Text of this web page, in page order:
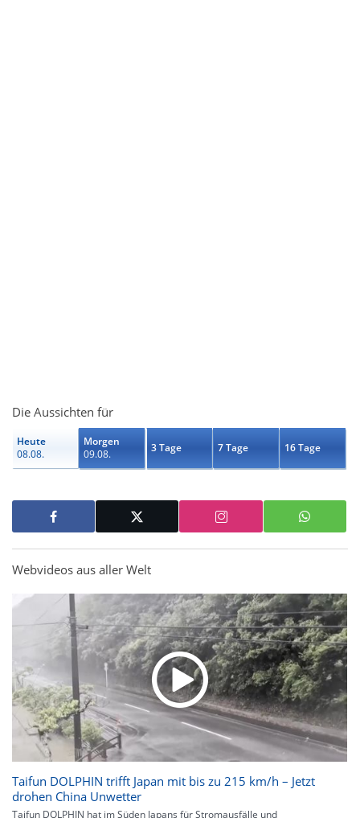
Die Aussichten für
Heute
08.08.
Morgen
09.08.
3 Tage 7 Tage 16 Tage
Webvideos aus aller Welt
Taifun DOLPHIN trifft Japan mit bis zu 215 km/h – Jetzt
drohen China Unwetter
Taifun DOLPHIN hat im Süden Japans für Stromausfälle und